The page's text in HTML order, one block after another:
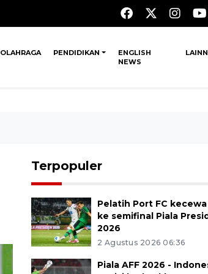
OLAHRAGA PENDIDIKAN
ENGLISH
NEWS
Terpopuler
Pelatih Port FC
ke semifinal Piala
2026
2 Agustus 2026 06:36
Piala AFF 2026 -